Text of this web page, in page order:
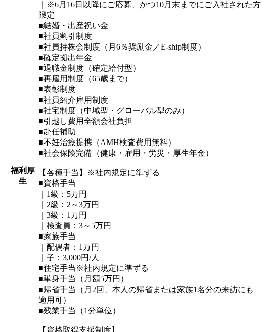
福利厚
生
｜※6月16日以降にご応募、かつ10月末までにご入社された方
限定
■結婚・出産祝い金
■社員割引制度
■社員持株会制度（月6％奨励金／E-ship制度）
■確定拠出年金
■退職金制度（確定給付型）
■再雇用制度（65歳まで）
■表彰制度
■社員紹介雇用制度
■社宅制度（中域型・グローバル型のみ）
■引越し費用全額会社負担
■赴任補助
■不妊治療提携（AMH検査費用無料）
■社会保険完備（健康・雇用・労災・厚生年金）
【各種手当】※社内規定に準ずる
■資格手当
｜1級：5万円
｜2級：2～3万円
｜3級：1万円
｜検査員：3～5万円
■家族手当
｜配偶者：1万円
｜子：3,000円/人
■住宅手当※社内規定に準ずる
■単身手当（月額5万円）
■帰省手当（月2回、本人の帰省または家族1名分の来訪にも
適用可）
■残業手当（1分単位）